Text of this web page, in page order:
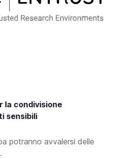
la condivisione
sensibili
potranno avvalersi delle